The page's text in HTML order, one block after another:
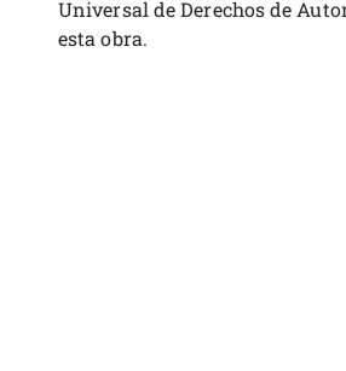
Universal de Derechos de
esta obra.